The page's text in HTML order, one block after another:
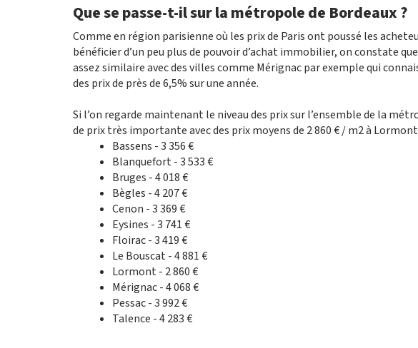
Que se passe-t-il sur la métropole de Bordeaux ?
Comme en région parisienne où les prix de Paris ont poussé les
bénéficier d’un peu plus de pouvoir d’achat immobilier, on constate
assez similaire avec des villes comme Mérignac par exemple qui
des prix de près de 6,5% sur une année.
Si l’on regarde maintenant le niveau des prix sur l’ensemble de la
de prix très importante avec des prix moyens de 2 860 € / m2 à Lormont
Bassens - 3 356 €
Blanquefort - 3 533 €
Bruges - 4 018 €
Bègles - 4 207 €
Cenon - 3 369 €
Eysines - 3 741 €
Floirac - 3 419 €
Le Bouscat - 4 881 €
Lormont - 2 860 €
Mérignac - 4 068 €
Pessac - 3 992 €
Talence - 4 283 €